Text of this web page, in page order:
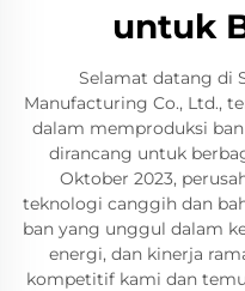
untuk
Selamat datang di
Manufacturing Co., Ltd.,
dalam memproduksi ban
dirancang untuk
Oktober 2023,
teknologi canggih dan
ban yang unggul dalam
energi, dan kinerja
kompetitif kami dan